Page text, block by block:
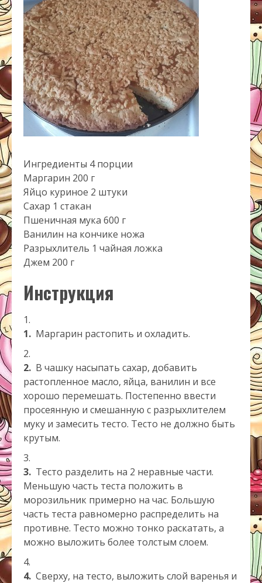
Ингредиенты 4 порции
Маргарин 200 г
Яйцо куриное 2 штуки
Сахар 1 стакан
Пшеничная мука 600 г
Ванилин на кончике ножа
Разрыхлитель 1 чайная ложка
Джем 200 г
Инструкция
1. Маргарин растопить и охладить.
2. В чашку насыпать сахар, добавить
растопленное масло, яйца, ванилин и все
хорошо перемешать. Постепенно ввести
просеянную и смешанную с разрыхлителем
муку и замесить тесто. Тесто не должно быть
крутым.
3. Тесто разделить на 2 неравные части.
Меньшую часть теста положить в
морозильник примерно на час. Большую
часть теста равномерно распределить на
противне. Тесто можно тонко раскатать, а
можно выложить более толстым слоем.
4. Сверху, на тесто, выложить слой варенья и